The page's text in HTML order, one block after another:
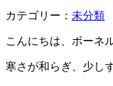
カテゴリー： 未分類
こんにちは、ボーネ
寒さが和らぎ、少し